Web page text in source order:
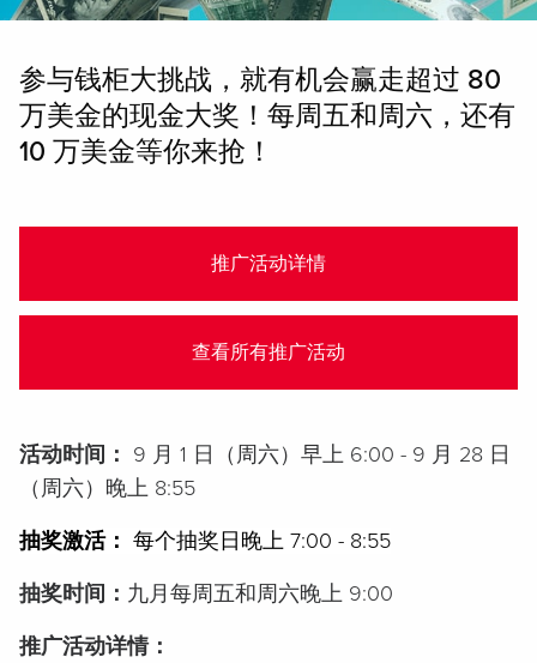
参与钱柜大挑战，就有机会赢走超过 80
万美金的现金大奖！每周五和周六，还有
10 万美金等你来抢！
推广活动详情
查看所有推广活动
活动时间： 9 月 1 日（周六）早上 6:00 - 9 月 28 日
（周六）晚上 8:55
抽奖激活： 每个抽奖日晚上 7:00 - 8:55
抽奖时间： 九月每周五和周六晚上 9:00
推广活动详情：